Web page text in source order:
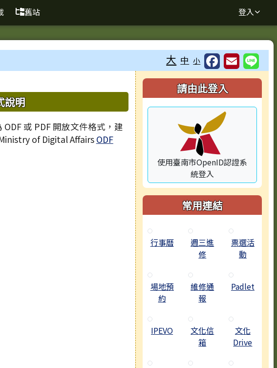
舊站 登入
⏸
大 中 小
說明
或 PDF 開放文件格式，建
of Digital Affairs ODF
右邊區域內容
請由此登入
使用臺南市OpenID認證系
統登入
常用連結
行事曆
週三進
修
票選活
動
場地預
約
維修通
報
Padlet
IPEVO
文化信
箱
文化
Drive